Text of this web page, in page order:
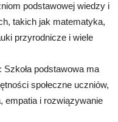
podstawowej wiedzy i
takich jak matematyka,
przyrodnicze i wiele
podstawowa ma
społeczne uczniów,
empatia i rozwiązywanie